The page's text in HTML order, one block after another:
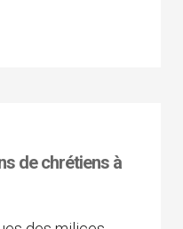
de chrétiens à